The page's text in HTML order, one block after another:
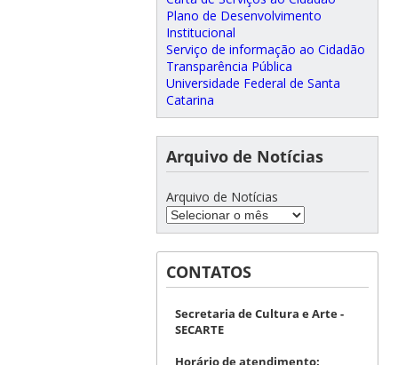
Plano de Desenvolvimento
Institucional
Serviço de informação ao Cidadão
Transparência Pública
Universidade Federal de Santa
Catarina
Arquivo de Notícias
Arquivo de Notícias
CONTATOS
Secretaria de Cultura e Arte -
SECARTE